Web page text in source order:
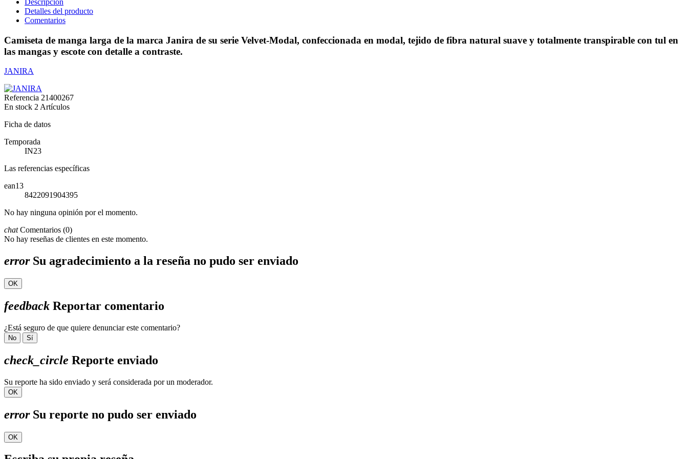
Detalles del producto
Comentarios
Camiseta de manga larga de la marca Janira de su serie Velvet-Modal, confeccionada en modal, tejido de fibra natural suave y totalmente transpirable con tul en
las mangas y escote con detalle a contraste.
JANIRA
Referencia 21400267
En stock 2 Artículos
Ficha de datos
Temporada
IN23
Las referencias específicas
ean13
8422091904395
No hay ninguna opinión por el momento.
chatComentarios (0)
No hay reseñas de clientes en este momento.
errorSu agradecimiento a la reseña no pudo ser enviado
OK
feedback Reportar comentario
¿Está seguro de que quiere denunciar este comentario?
No Sí
check_circle Reporte enviado
Su reporte ha sido enviado y será considerada por un moderador.
OK
errorSu reporte no pudo ser enviado
OK